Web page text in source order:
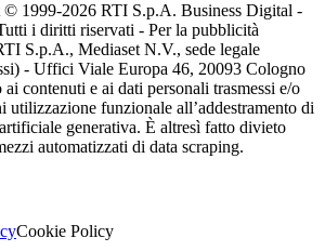
© 1999-2026 RTI S.p.A. Business Digital -
i diritti riservati - Per la pubblicità
S.p.A., Mediaset N.V., sede legale
- Uffici Viale Europa 46, 20093 Cologno
ai contenuti e ai dati personali trasmessi e/o
utilizzazione funzionale all’addestramento di
generativa. È altresì fatto divieto
automatizzati di data scraping.
Cookie Policy